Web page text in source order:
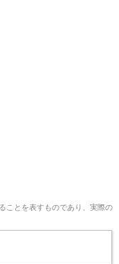
ことを表すものであり、実際の